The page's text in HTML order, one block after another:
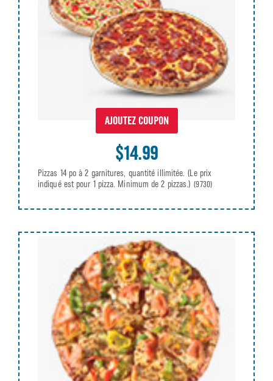
AJOUTEZ COUPON
$14.99
Pizzas 14 po à 2 garnitures, quantité illimitée. (Le prix
indiqué est pour 1 pizza. Minimum de 2 pizzas.) (9730)